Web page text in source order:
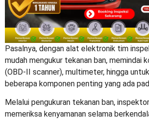
Pasalnya, dengan alat elektronik tim
mudah mengukur tekanan ban, memindai
(OBD-II scanner), multimeter, hingga
beberapa komponen penting yang ada
Melalui pengukuran tekanan ban,
memeriksa kenyamanan selama